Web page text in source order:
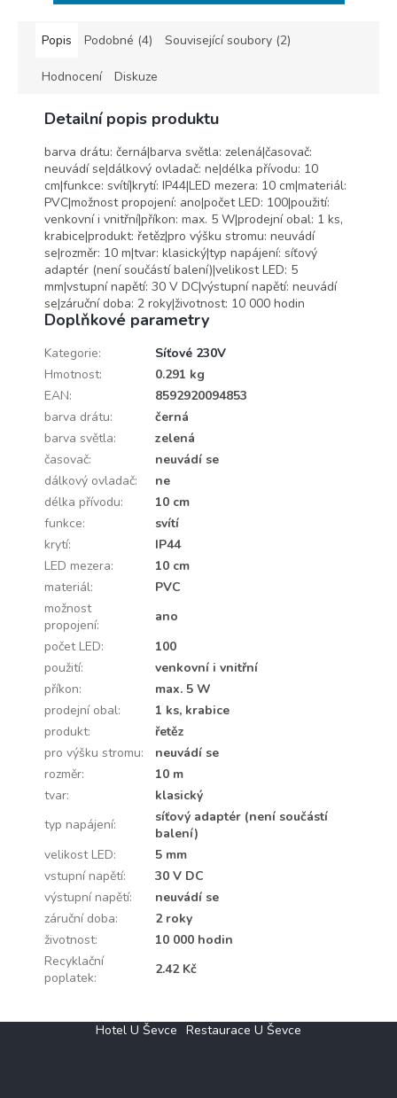
Popis Podobné (4) Související soubory (2)
Hodnocení Diskuze
Detailní popis produktu
barva drátu: černá|barva světla: zelená|časovač:
neuvádí se|dálkový ovladač: ne|délka přívodu: 10
cm|funkce: svítí|krytí: IP44|LED mezera: 10 cm|materiál:
PVC|možnost propojení: ano|počet LED: 100|použití:
venkovní i vnitřní|příkon: max. 5 W|prodejní obal: 1 ks,
krabice|produkt: řetěz|pro výšku stromu: neuvádí
se|rozměr: 10 m|tvar: klasický|typ napájení: síťový
adaptér (není součástí balení)|velikost LED: 5
mm|vstupní napětí: 30 V DC|výstupní napětí: neuvádí
se|záruční doba: 2 roky|životnost: 10 000 hodin
Doplňkové parametry
Kategorie:
Síťové 230V
Hmotnost:
0.291 kg
EAN:
8592920094853
barva drátu:
černá
barva světla:
zelená
časovač:
neuvádí se
dálkový ovladač:
ne
délka přívodu:
10 cm
funkce:
svítí
krytí:
IP44
LED mezera:
10 cm
materiál:
PVC
možnost
propojení:
ano
počet LED:
100
použití:
venkovní i vnitřní
příkon:
max. 5 W
prodejní obal:
1 ks, krabice
produkt:
řetěz
pro výšku stromu:
neuvádí se
rozměr:
10 m
tvar:
klasický
typ napájení:
síťový adaptér (není součástí
balení)
velikost LED:
5 mm
vstupní napětí:
30 V DC
výstupní napětí:
neuvádí se
záruční doba:
2 roky
životnost:
10 000 hodin
Recyklační
poplatek:
2.42 Kč
Hotel U Ševce Restaurace U Ševce